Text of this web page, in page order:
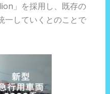
」を採用し、既存の
一していくとのことで